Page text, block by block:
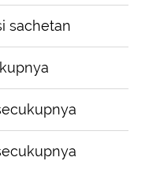
sachetan